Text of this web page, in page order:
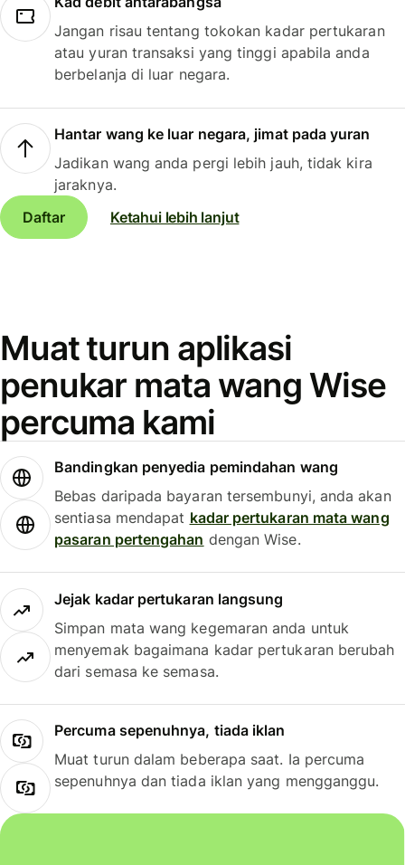
Jangan risau tentang tokokan kadar pertukaran
atau yuran transaksi yang tinggi apabila anda
berbelanja di luar negara.
Hantar wang ke luar negara, jimat pada yuran
Jadikan wang anda pergi lebih jauh, tidak kira
jaraknya.
Daftar
Ketahui lebih lanjut
Muat turun aplikasi
penukar mata wang Wise
percuma kami
Bandingkan penyedia pemindahan wang
Bebas daripada bayaran tersembunyi, anda akan
sentiasa mendapat kadar pertukaran mata wang
pasaran pertengahan dengan Wise.
Jejak kadar pertukaran langsung
Simpan mata wang kegemaran anda untuk
menyemak bagaimana kadar pertukaran berubah
dari semasa ke semasa.
Percuma sepenuhnya, tiada iklan
Muat turun dalam beberapa saat. Ia percuma
sepenuhnya dan tiada iklan yang mengganggu.